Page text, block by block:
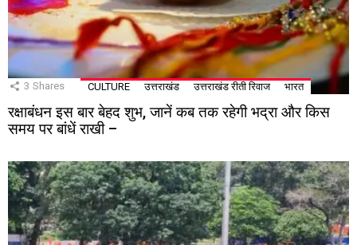
3 Shares CULTURE उत्तराखंड उत्तराखंड रीती रिवाज भारत
रक्षाबंधन इस बार बेहद शुभ, जानें कब तक रहेगी भद्रा और किस
समय पर बांधें राखी –